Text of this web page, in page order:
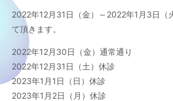
2022年12月31日（金）～2022年1月3日（
て頂きます。
2022年12月30日（金）通常通り
2022年12月31日（土）休診
2023年1月1日（日）休診
2023年1月2日（月）休診